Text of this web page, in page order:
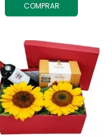
COMPRAR